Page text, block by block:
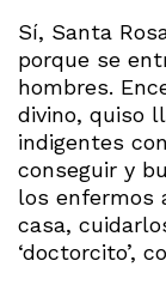
Sí, Santa
porque se
hombres.
divino, quiso
indigentes
conseguir y
los enfermos
casa,
‘doctorcito’,